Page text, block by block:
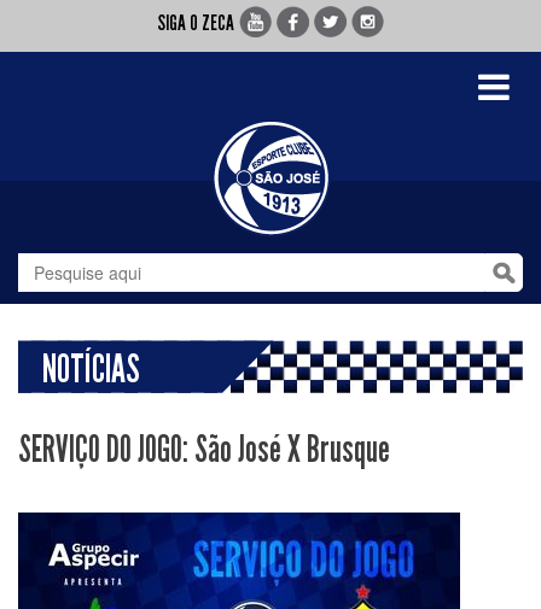
SIGA O ZECA
Toggle
NOTÍCIAS
SERVIÇO DO JOGO: São José X Brusque